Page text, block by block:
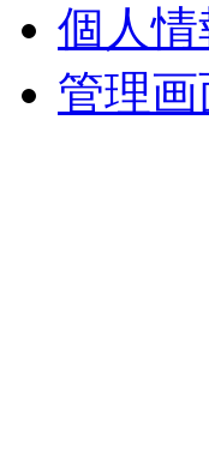
個人
管理画